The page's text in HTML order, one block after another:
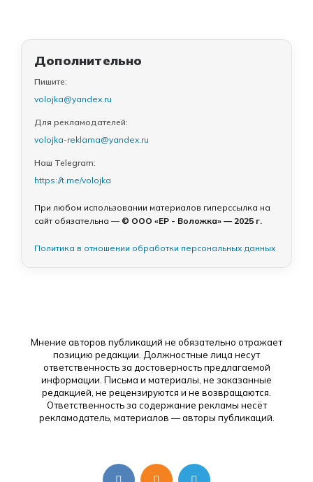
Дополнительно
Пишите:
volojka@yandex.ru
Для рекламодателей:
volojka-reklama@yandex.ru
Наш Telegram:
https://t.me/volojka
При любом использовании материалов гиперссылка на
сайт обязательна — © ООО «ЕР - Воложка» — 2025 г.
Политика в отношении обработки персональных данных
Мнение авторов публикаций не обязательно отражает
позицию редакции. Должностные лица несут
ответственность за достоверность предлагаемой
информации. Письма и материалы, не заказанные
редакцией, не рецензируются и не возвращаются.
Ответственность за содержание рекламы несёт
рекламодатель, материалов — авторы публикаций.